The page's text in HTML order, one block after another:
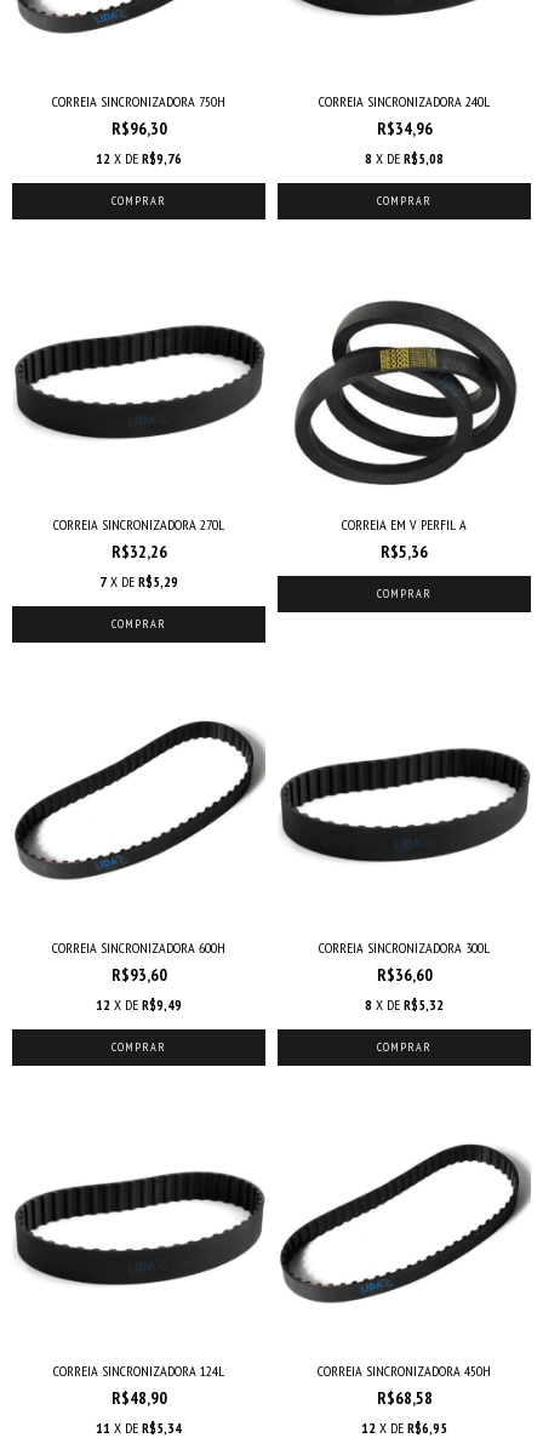
CORREIA SINCRONIZADORA 750H
R$96,30
12 X DE R$9,76
COMPRAR
CORREIA SINCRONIZADORA 240L
R$34,96
8 X DE R$5,08
COMPRAR
CORREIA SINCRONIZADORA 270L
R$32,26
7 X DE R$5,29
COMPRAR
CORREIA EM V PERFIL A
R$5,36
COMPRAR
CORREIA SINCRONIZADORA 600H
R$93,60
12 X DE R$9,49
COMPRAR
CORREIA SINCRONIZADORA 300L
R$36,60
8 X DE R$5,32
COMPRAR
CORREIA SINCRONIZADORA 124L
R$48,90
11 X DE R$5,34
CORREIA SINCRONIZADORA 450H
R$68,58
12 X DE R$6,95